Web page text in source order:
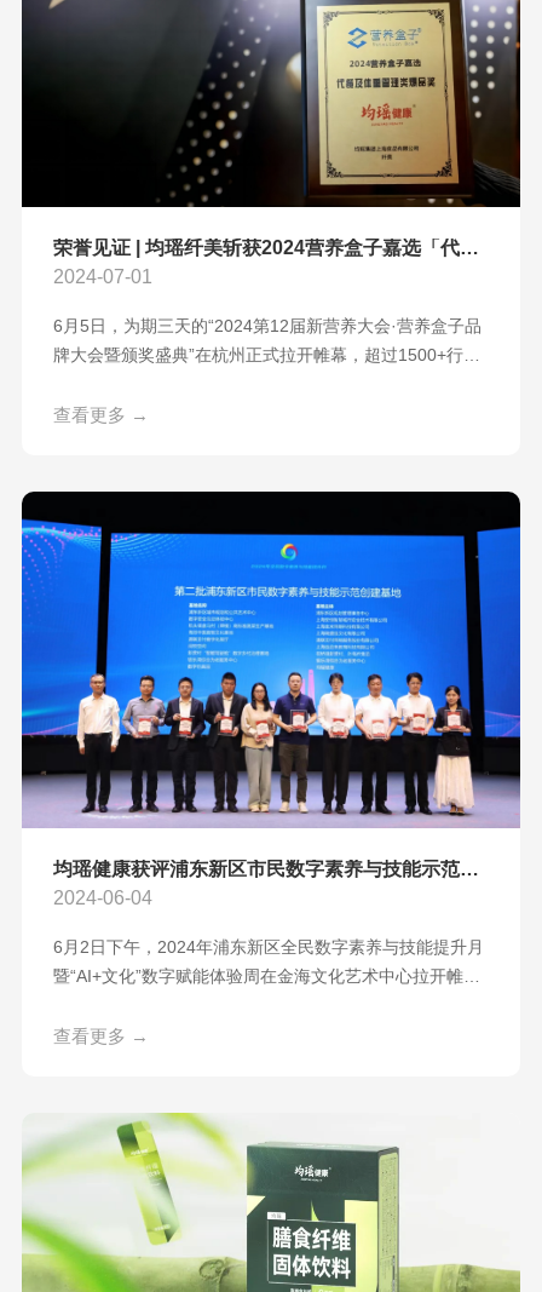
荣誉见证 | 均瑶纤美斩获2024营养盒子嘉选「代餐及体重管理类爆品奖」
2024-07-01
6月5日，为期三天的“2024第12届新营养大会·营养盒子品
牌大会暨颁奖盛典”在杭州正式拉开帷幕，超过1500+行业
绘发展蓝图，共造行业浪潮，共同见证「2024营养盒子嘉
300+企业的500+款入围参赛产
查看更多 →
均瑶健康获评浦东新区市民数字素养与技能示范创建基地
2024-06-04
6月2日下午，2024年浦东新区全民数字素养与技能提升月
暨“AI+文化”数字赋能体验周在金海文化艺术中心拉开帷
涵盖数字学习、数字生活、数字工作、数字创新等领域的
建基地”授牌。由均瑶健康打造的数字仿真园荣誉入选，获
评浦东新区市民数字素养与技能示范
查看更多 →